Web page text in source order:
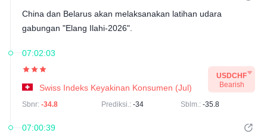
China dan Belarus akan melaksanakan latihan udara
gabungan "Elang Ilahi-2026".
07:02:03
Swiss Indeks Keyakinan Konsumen (Jul)
USDCHF
Bearish
Sbnr: -34.8 Prediksi.: -34 Sblm.: -35.8
07:00:39